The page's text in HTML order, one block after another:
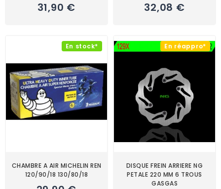
31,90 € 32,08 €
En stock*
CHAMBRE A AIR MICHELIN REN
120/90/18 130/80/18
En réappro*
DISQUE FREIN ARRIERE NG
PETALE 220 MM 6 TROUS
GASGAS